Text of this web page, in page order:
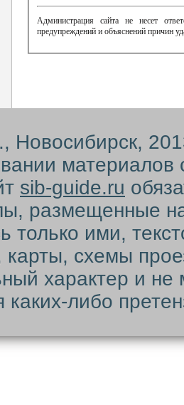
Администрация сайта не несет
предупреждений и объяснений причин
Новосибирск,
материалов
sib-guide.ru
размещенные
только ими,
схемы
характер и
каких-либо